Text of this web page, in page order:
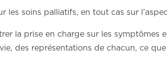
les soins palliatifs, en tout cas sur
la prise en charge sur les symptômes
des représentations de chacun, ce